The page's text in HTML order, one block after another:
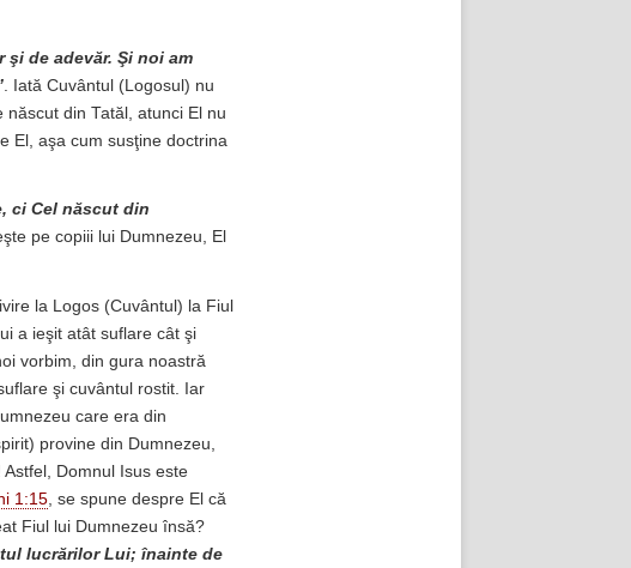
de adevăr. Şi noi am
. Iată Cuvântul (Logosul) nu
din Tatăl, atunci El nu
El, aşa cum susţine doctrina
ci Cel născut din
pe copiii lui Dumnezeu, El
la Logos (Cuvântul) la Fiul
a ieşit atât suflare cât şi
vorbim, din gura noastră
şi cuvântul rostit. Iar
care era din
provine din Dumnezeu,
Domnul Isus este
1:15 , se spune despre El că
Fiul lui Dumnezeu însă?
lucrărilor Lui; înainte de